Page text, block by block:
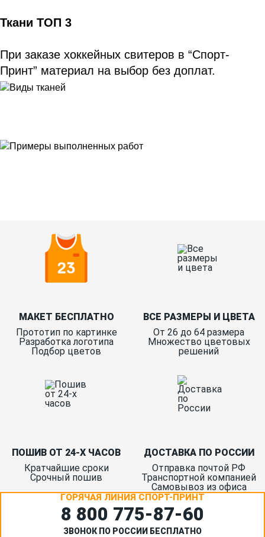
Ткани ТОП 3
При заказе хоккейных свитеров в “Спорт-
Принт” материал на выбор без доплат.
МАКЕТ БЕСПЛАТНО
Прототип по картинке
Разработка логотипа
Подбор цветов
ВСЕ РАЗМЕРЫ И ЦВЕТА
От 26 до 64 размера
Множество цветовых
решений
ПОШИВ ОТ 24-Х ЧАСОВ
Кратчайшие сроки
Срочный пошив
ДОСТАВКА ПО РОССИИ
Отправка почтой РФ
Транспортной компанией
Самовывоз из офиса
ГОРЯЧАЯ ЛИНИЯ СПОРТ-ПРИНТ
8 800 775‑87-60
ЗВОНОК ПО РОССИИ БЕСПЛАТНО